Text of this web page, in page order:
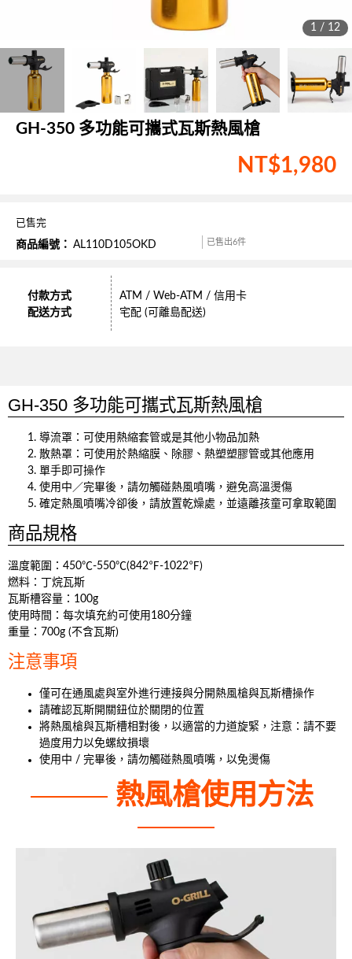
1 / 12
GH-350 多功能可攜式瓦斯熱風槍
NT$1,980
已售完
商品編號： AL110D105OKD 已售出6件
付款方式
配送方式
ATM / Web-ATM / 信用卡
宅配 (可離島配送)
GH-350 多功能可攜式瓦斯熱風槍
導流罩：可使用熱縮套管或是其他小物品加熱
散熱罩：可使用於熱縮膜、除膠、熱塑塑膠管或其他應用
單手即可操作
使用中／完畢後，請勿觸碰熱風噴嘴，避免高溫燙傷
確定熱風噴嘴冷卻後，請放置乾燥處，並遠離孩童可拿取範圍
商品規格
溫度範圍：450℃-550℃(842℉-1022℉)
燃料：丁烷瓦斯
瓦斯槽容量：100g
使用時間：每次填充約可使用180分鐘
重量：700g (不含瓦斯)
注意事項
僅可在通風處與室外進行連接與分開熱風槍與瓦斯槽操作
請確認瓦斯開關鈕位於關閉的位置
將熱風槍與瓦斯槽相對後，以適當的力道旋緊，注意：請不要
過度用力以免螺紋損壞
使用中 / 完畢後，請勿觸碰熱風噴嘴，以免燙傷
熱風槍使用方法